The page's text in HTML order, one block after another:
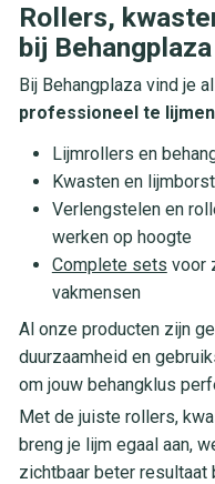
Rollers,
bij Behangplaza
Bij Behangplaza vind je
professioneel te
Lijmrollers en
Kwasten en
Verlengstelen en
werken op hoogte
Complete sets voor
vakmensen
Al onze producten zijn
duurzaamheid en
om jouw behangklus
Met de juiste rollers,
breng je lijm egaal aan,
zichtbaar beter resultaat